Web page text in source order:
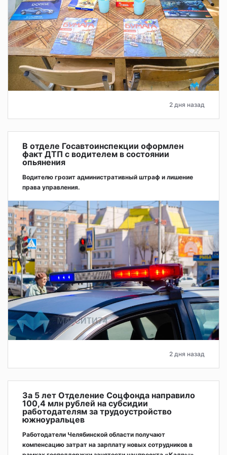
2 дня назад
В отделе Госавтоинспекции оформлен
факт ДТП с водителем в состоянии
опьянения
Водителю грозит административный штраф и лишение
права управления.
2 дня назад
За 5 лет Отделение Соцфонда направило
100,4 млн рублей на субсидии
работодателям за трудоустройство
южноуральцев
Работодатели Челябинской области получают
компенсацию затрат на зарплату новых сотрудников в